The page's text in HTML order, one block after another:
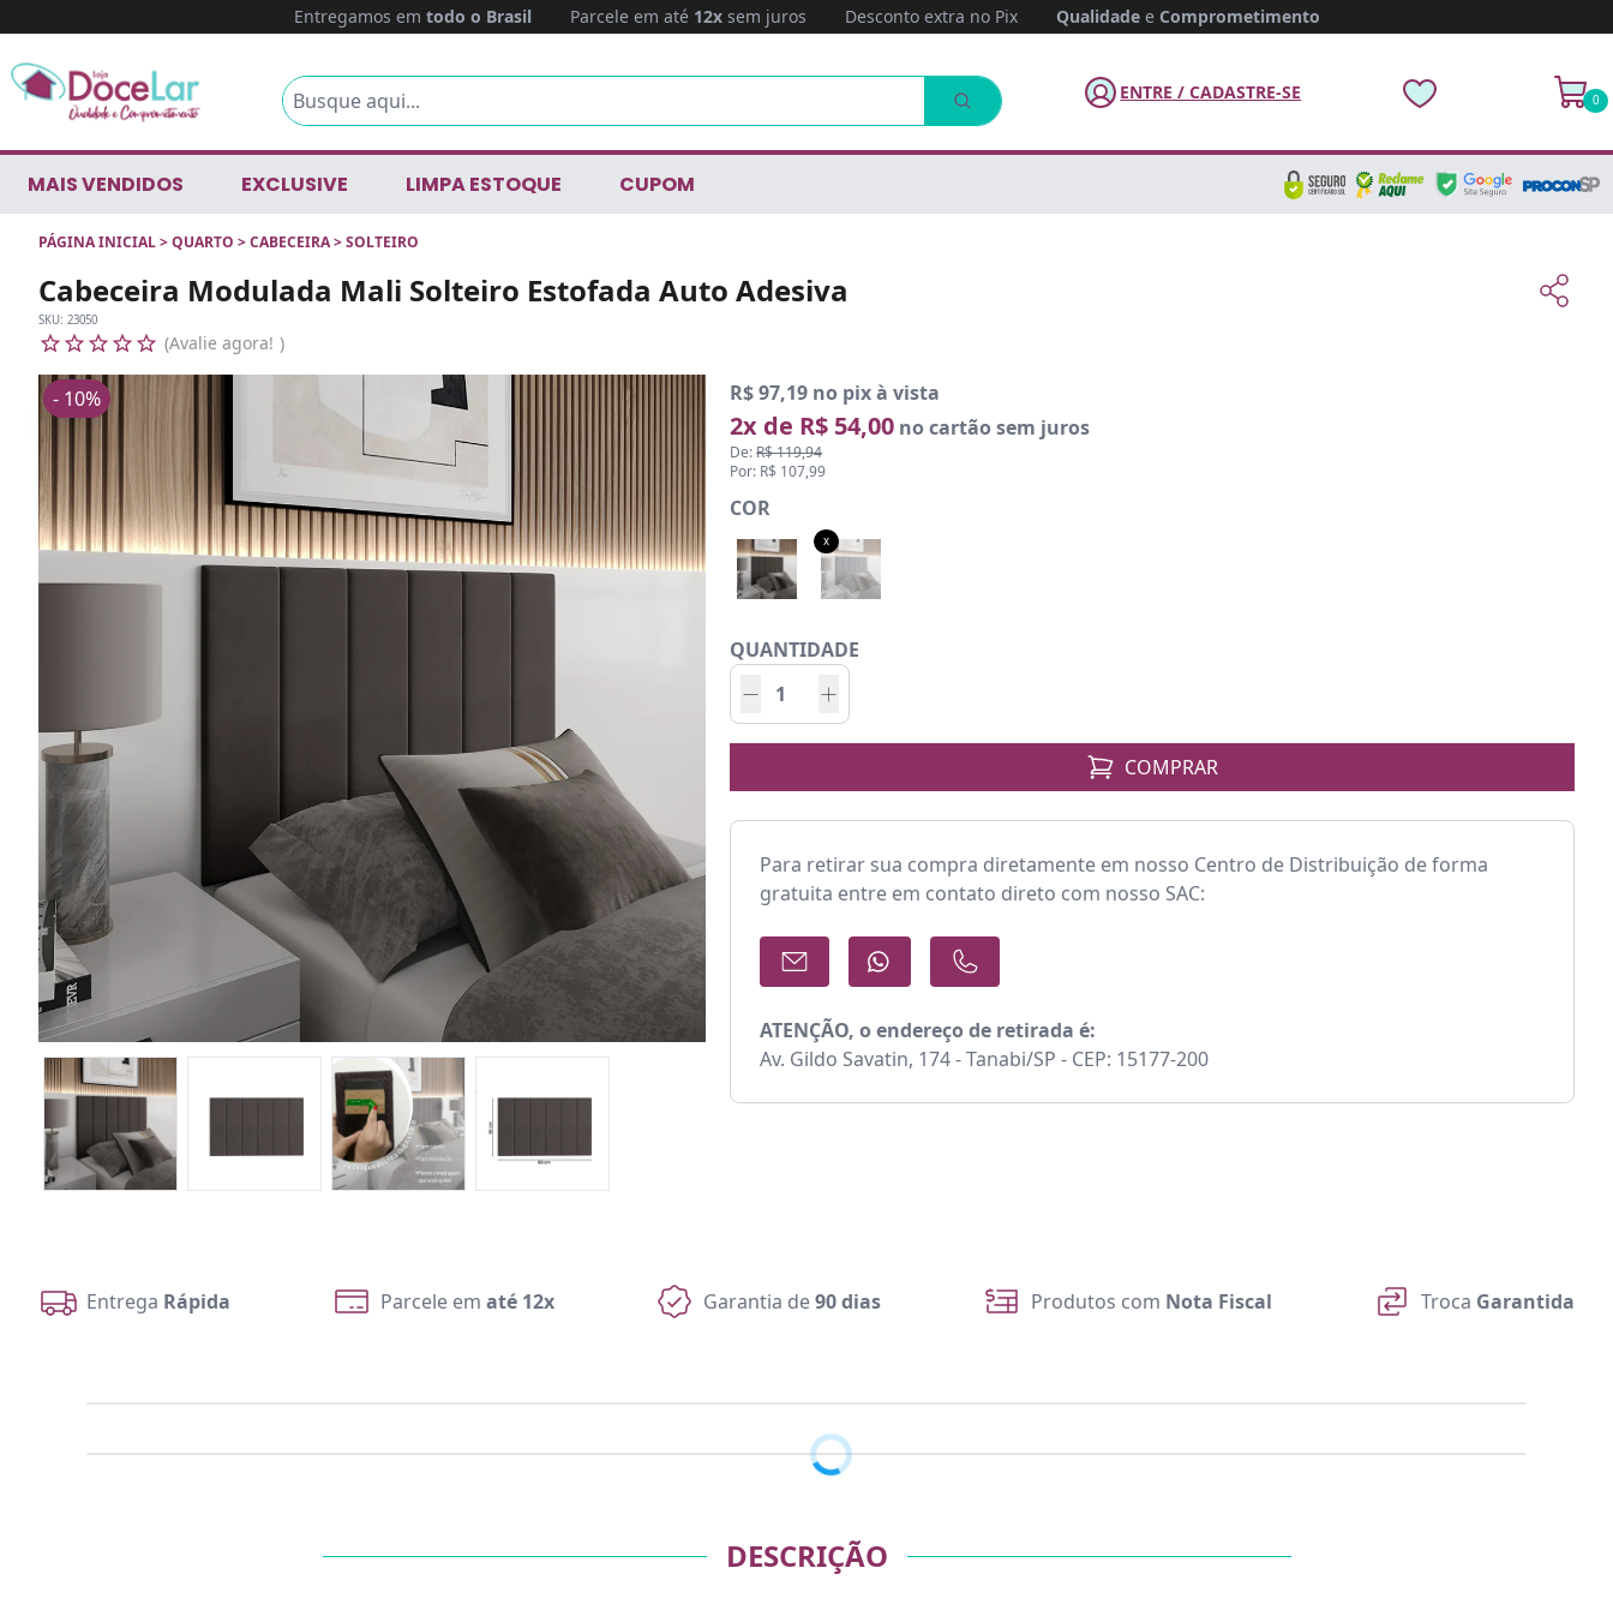
Entregamos em todo o Brasil Parcele em até 12xsem juros Desconto extra no Pix Qualidadee Comprometimento
ENTRE / CADASTRE-SE 0
MAIS VENDIDOS EXCLUSIVE LIMPA ESTOQUE CUPOM
PÁGINA INICIAL>QUARTO >CABECEIRA>SOLTEIRO
Cabeceira Modulada Mali Solteiro Estofada Auto Adesiva
SKU: 23050
Avalie agora!
R$ 97,19 no pix à vista
2x de R$ 54,00 no cartão sem juros
De:R$ 119,94
Por: R$ 107,99
- 10%
COR
x
QUANTIDADE
COMPRAR
Para retirar sua compra diretamente em nosso Centro de Distribuição de forma
gratuita entre em contato direto com nosso SAC:
ATENÇÃO, o endereço de retirada é:
Av. Gildo Savatin, 174 - Tanabi/SP - CEP: 15177-200
Entrega Rápida Parcele em até 12x Garantia de90 dias Produtos com Nota Fiscal Troca Garantida
DESCRIÇÃO